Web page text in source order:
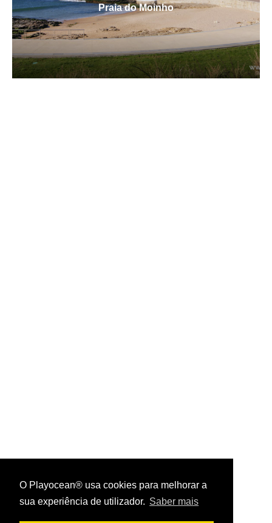
O Playocean® usa cookies para melhorar a
sua experiência de utilizador. Saber mais
Praia do Moinho